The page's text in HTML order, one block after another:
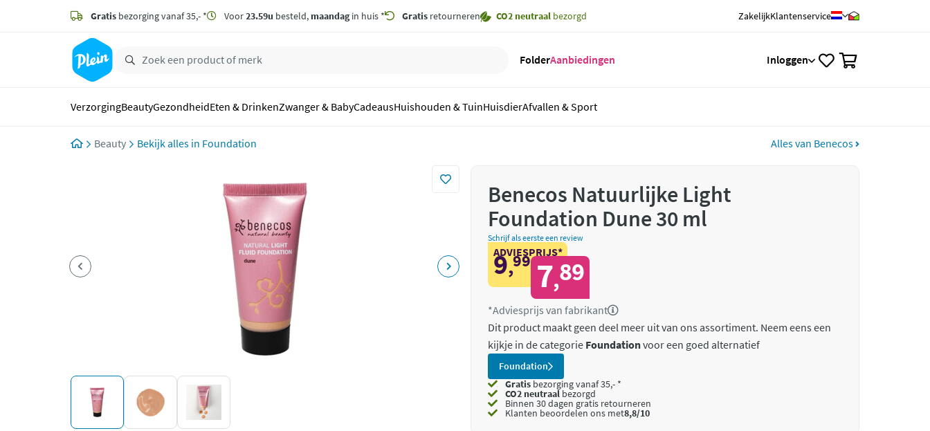
zoeken
hoofdinhoud
Gratis bezorging vanaf 35,- * Voor23.59u besteld, maandagin huis * Gratis retourneren CO2 neutraal bezorgd ZakelijkKlantenservice
FolderAanbiedingen Inloggen
VerzorgingBeautyGezondheidEten & DrinkenZwanger & BabyCadeausHuishouden & TuinHuisdierAfvallen & Sport
Beauty Foundation Alles van Benecos
Benecos Natuurlijke Light
Foundation Dune 30 ml
Schrijf als eerste een review
ADVIESPRIJS*
9,99 7,89
*Adviesprijs van fabrikant
Dit product maakt geen deel meer uit van ons assortiment. Neem eens een
kijkje in de categorie Foundationvoor een goed alternatief
Foundation
Gratis bezorging vanaf 35,- *
CO2 neutraalbezorgd
Binnen 30 dagen gratis retourneren
Klanten beoordelen ons met8,8/10